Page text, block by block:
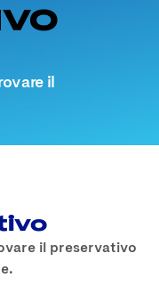
il
il preservativo